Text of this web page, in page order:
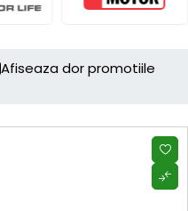
Afiseaza dor promotiile